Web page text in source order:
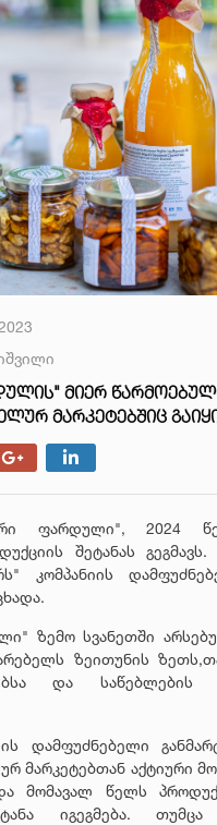
ᲛᲘᲔᲠ
ᲛᲐᲠᲙᲔᲢᲔᲑᲨᲘᲪ
ფარდული", 2024
შეტანას გეგმავს.
კომპანიის
ზემო სვანეთში
ზეითუნის
და საწებლების
დამფუძნებელი
მარკეტებთან აქტიური
მომავალ წელს
იგეგმება. თუმცა